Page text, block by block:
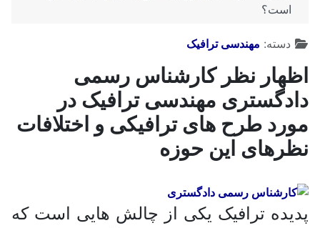
است؟
توضیحات
دسته: مهندسی ترافیک
اظهار نظر کارشناس رسمی
دادگستری مهندسی ترافیک در
مورد طرح های ترافیکی و اختلافات
نظرهای این حوزه
پدیده ترافیک یکی از چالش هایی است که